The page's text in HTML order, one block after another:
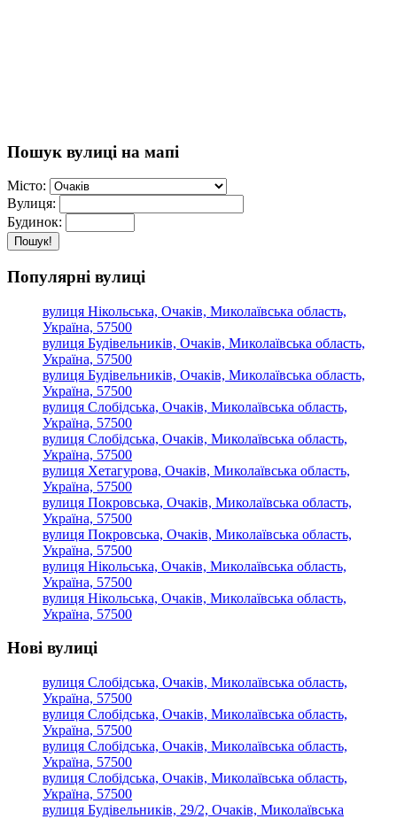
Пошук вулиці на мапі
Місто:
Вулиця:
Будинок:
Пошук!
Популярні вулиці
вулиця Нікольська, Очаків, Миколаївська область,
Україна, 57500
вулиця Будівельників, Очаків, Миколаївська область,
Україна, 57500
вулиця Будівельників, Очаків, Миколаївська область,
Україна, 57500
вулиця Слобідська, Очаків, Миколаївська область,
Україна, 57500
вулиця Слобідська, Очаків, Миколаївська область,
Україна, 57500
вулиця Хетагурова, Очаків, Миколаївська область,
Україна, 57500
вулиця Покровська, Очаків, Миколаївська область,
Україна, 57500
вулиця Покровська, Очаків, Миколаївська область,
Україна, 57500
вулиця Нікольська, Очаків, Миколаївська область,
Україна, 57500
вулиця Нікольська, Очаків, Миколаївська область,
Україна, 57500
Нові вулиці
вулиця Слобідська, Очаків, Миколаївська область,
Україна, 57500
вулиця Слобідська, Очаків, Миколаївська область,
Україна, 57500
вулиця Слобідська, Очаків, Миколаївська область,
Україна, 57500
вулиця Слобідська, Очаків, Миколаївська область,
Україна, 57500
вулиця Будівельників, 29/2, Очаків, Миколаївська